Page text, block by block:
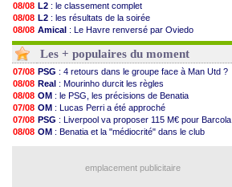
08/08 L2 : le classement complet
08/08 L2 : les résultats de la soirée
08/08 Amical : Le Havre renversé par Oviedo
08/08 Amical: Nice battu aux tirs au but
08/08
Benfica : Ivanovic proche de Lens
08/08 OM: Dupraz "alarmé" par la situation
08/08 Atletico : Alvarez, le Barça va revoir son offre
08/08 Lorient: Mbamba prêté par Leverkusen (officiel)
08/08 Amical: le Real bat Ferencvaros
08/08 Naples: Lukaku dit oui à Fenerbahçe
08/08 Amical: Brest arrache le nul contre Venise
08/08 Amical: un nouveau nul pour Le Mans
: Angers fait tomber Lorient
Les + populaires du moment
07/08 PSG : 4 retours dans le groupe face à Man Utd ?
08/08 Real : Mourinho durcit les règles
08/08 OM : le PSG, les précisions de Benatia
07/08 OM : Lucas Perri a été approché
07/08 PSG : Liverpool va proposer 115 M€ pour Barcola
08/08 OM : Benatia et la "médiocrité" dans le club
emplacement publicitaire